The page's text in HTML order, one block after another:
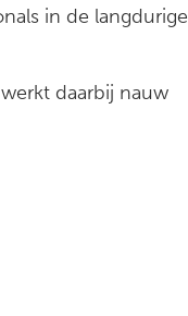
in de langdurige
daarbij nauw